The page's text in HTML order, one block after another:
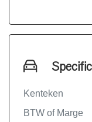
Kortom
en/of
het eerst
van het
Garantie
Kenteken
BTW of Marge